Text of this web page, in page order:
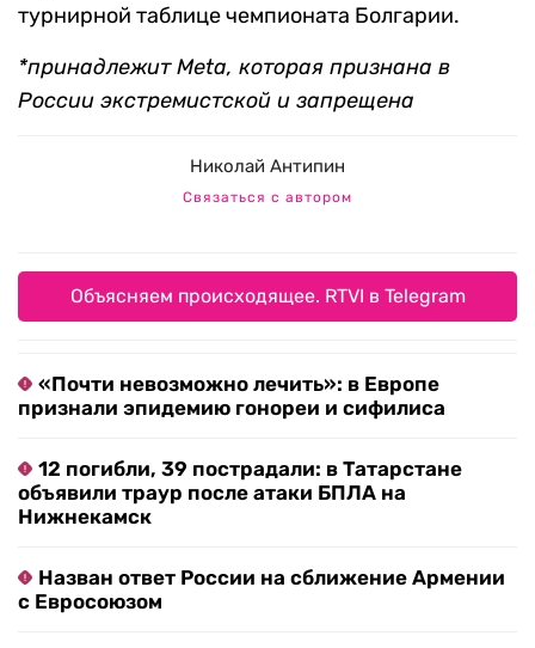
турнирной таблице чемпионата Болгарии.
*принадлежит Meta, которая признана в
России экстремистской и запрещена
Николай Антипин
Связаться с автором
Объясняем происходящее. RTVI в Telegram
«Почти невозможно лечить»: в Европе
признали эпидемию гонореи и сифилиса
12 погибли, 39 пострадали: в Татарстане
объявили траур после атаки БПЛА на
Нижнекамск
Назван ответ России на сближение Армении
с Евросоюзом